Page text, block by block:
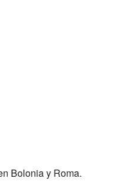
Bolonia y Roma.